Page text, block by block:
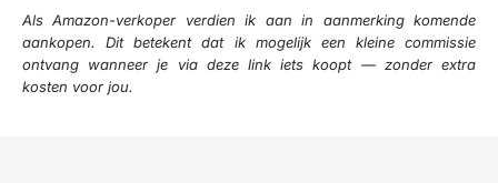
Als Amazon-verkoper verdien ik aan in aanmerking komende
aankopen. Dit betekent dat ik mogelijk een kleine commissie
ontvang wanneer je via deze link iets koopt — zonder extra
kosten voor jou.